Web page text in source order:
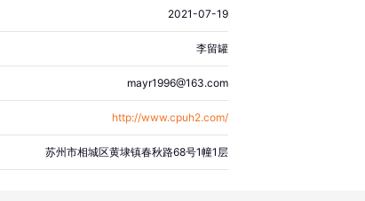
2021-07-19
李留罐
mayr1996@163.com
http://www.cpuh2.com/
苏州市相城区黄埭镇春秋路68号1幢1层